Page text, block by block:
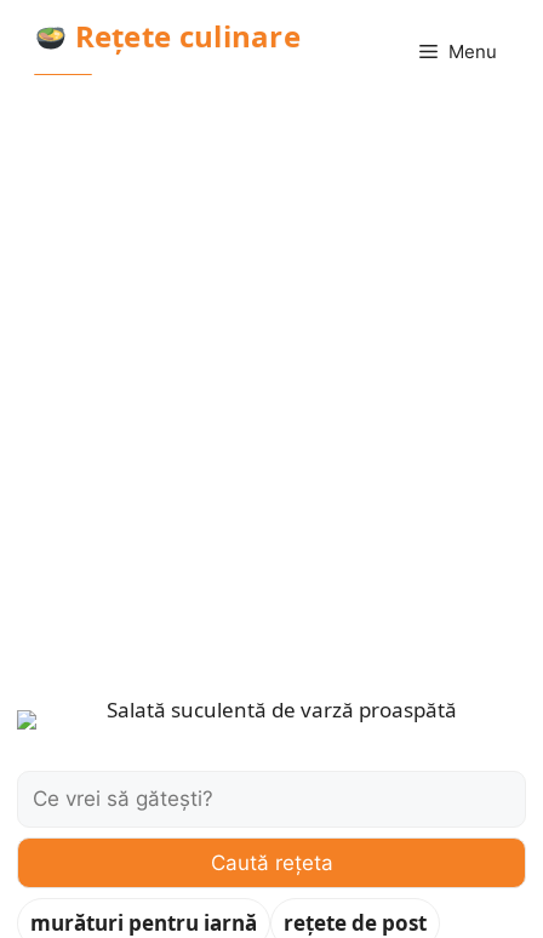
conținut
Rețete culinare Menu
Caută:
Caută rețeta
murături pentru iarnă
rețete de post